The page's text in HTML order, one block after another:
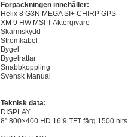
Förpackningen innehåller:
Helix 8 G3N MEGA SI+ CHIRP GPS
XM 9 HW MSI T Aktergivare
Skärmskydd
Strömkabel
Bygel
Bygelrattar
Snabbkoppling
Svensk Manual
Teknisk data:
DISPLAY
8” 800×400 HD 16:9 TFT färg 1500 nits